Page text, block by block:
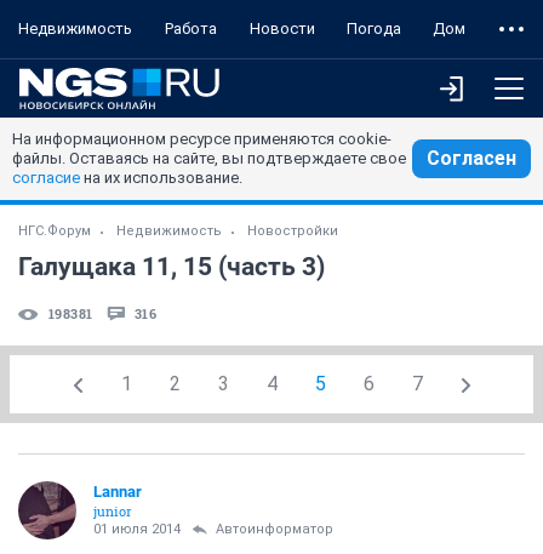
Недвижимость Работа Новости Погода Дом
На информационном ресурсе применяются cookie-
файлы. Оставаясь на сайте, вы подтверждаете свое
согласие на их использование.
Согласен
НГС.Форум Недвижимость Новостройки
Галущака 11, 15 (часть 3)
198381 316
1 2 3 4 5 6 7
Lannar
junior
01 июля 2014 Автоинформатор